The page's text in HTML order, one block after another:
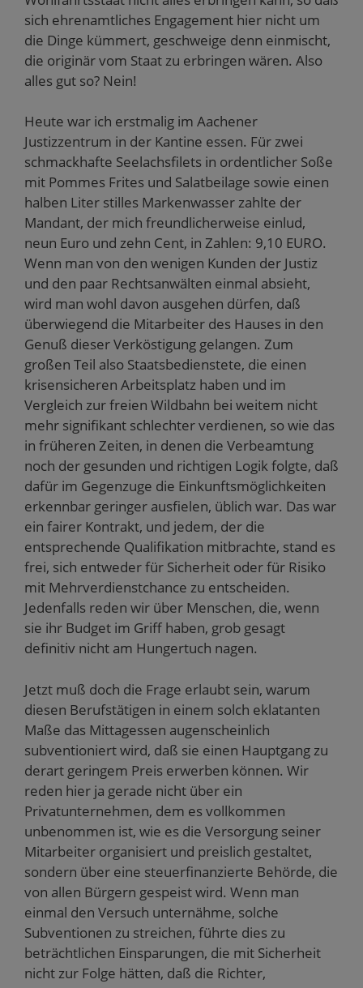
sich ehrenamtliches Engagement hier nicht um
die Dinge kümmert, geschweige denn einmischt,
die originär vom Staat zu erbringen wären. Also
alles gut so? Nein!
Heute war ich erstmalig im Aachener
Justizzentrum in der Kantine essen. Für zwei
schmackhafte Seelachsfilets in ordentlicher Soße
mit Pommes Frites und Salatbeilage sowie einen
halben Liter stilles Markenwasser zahlte der
Mandant, der mich freundlicherweise einlud,
neun Euro und zehn Cent, in Zahlen: 9,10 EURO.
Wenn man von den wenigen Kunden der Justiz
und den paar Rechtsanwälten einmal absieht,
wird man wohl davon ausgehen dürfen, daß
überwiegend die Mitarbeiter des Hauses in den
Genuß dieser Verköstigung gelangen. Zum
großen Teil also Staatsbedienstete, die einen
krisensicheren Arbeitsplatz haben und im
Vergleich zur freien Wildbahn bei weitem nicht
mehr signifikant schlechter verdienen, so wie das
in früheren Zeiten, in denen die Verbeamtung
noch der gesunden und richtigen Logik folgte, daß
dafür im Gegenzuge die Einkunftsmöglichkeiten
erkennbar geringer ausfielen, üblich war. Das war
ein fairer Kontrakt, und jedem, der die
entsprechende Qualifikation mitbrachte, stand es
frei, sich entweder für Sicherheit oder für Risiko
mit Mehrverdienstchance zu entscheiden.
Jedenfalls reden wir über Menschen, die, wenn
sie ihr Budget im Griff haben, grob gesagt
definitiv nicht am Hungertuch nagen.
Jetzt muß doch die Frage erlaubt sein, warum
diesen Berufstätigen in einem solch eklatanten
Maße das Mittagessen augenscheinlich
subventioniert wird, daß sie einen Hauptgang zu
derart geringem Preis erwerben können. Wir
reden hier ja gerade nicht über ein
Privatunternehmen, dem es vollkommen
unbenommen ist, wie es die Versorgung seiner
Mitarbeiter organisiert und preislich gestaltet,
sondern über eine steuerfinanzierte Behörde, die
von allen Bürgern gespeist wird. Wenn man
einmal den Versuch unternähme, solche
Subventionen zu streichen, führte dies zu
beträchtlichen Einsparungen, die mit Sicherheit
nicht zur Folge hätten, daß die Richter,